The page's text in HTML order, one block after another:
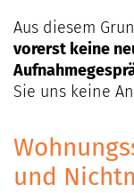
Wenden Sie
an unsere
Notfallkontakte
Aus diesem
vorerst keine
Sie uns keine
und